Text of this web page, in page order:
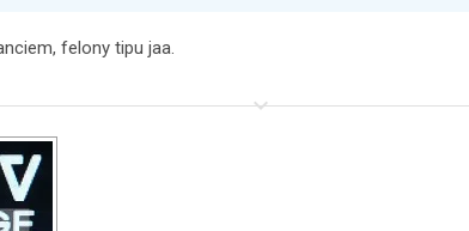
felony tipu jaa.
keyboard_arrow_down